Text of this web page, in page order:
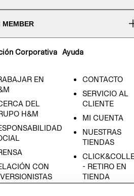
MEMBER
Corporativa
EN
DEL
H&M
CON
Ayuda
CONTACTO
SERVICIO AL
CLIENTE
MI CUENTA
NUESTRAS
TIENDAS
- RETIRO EN
TIENDA